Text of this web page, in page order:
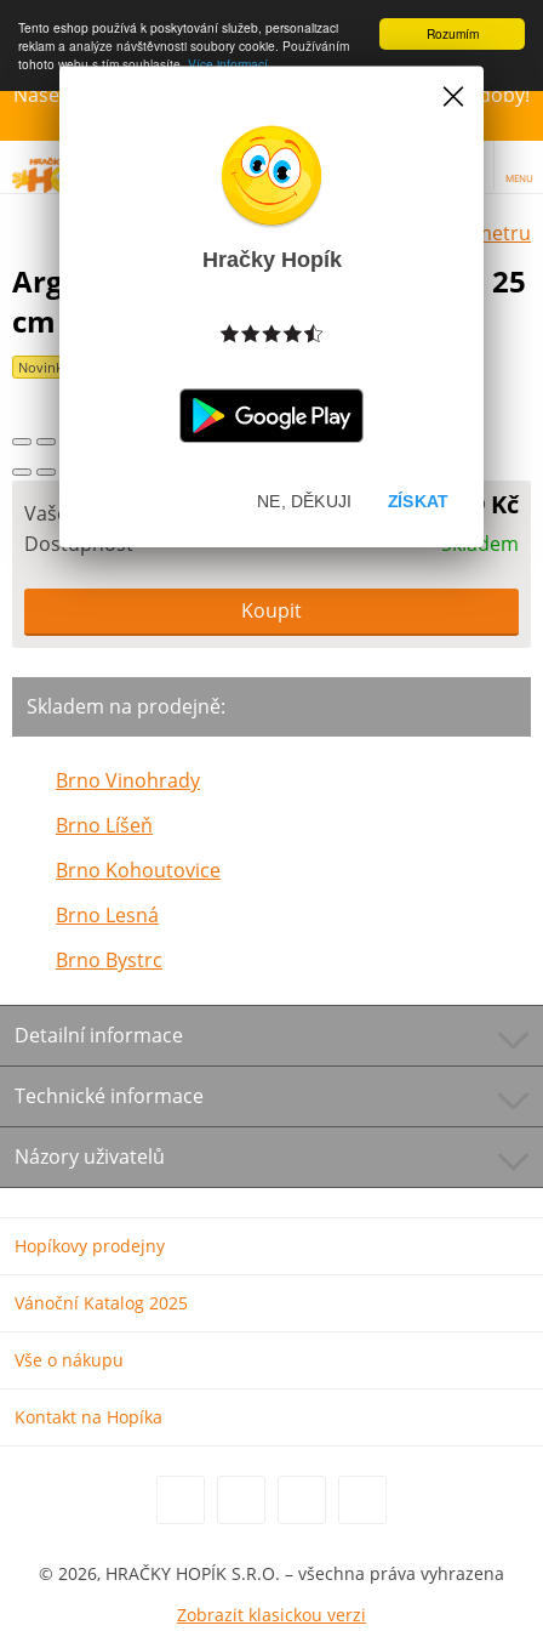
Rozumím
Tento eshop používá k poskytování služeb, personalizaci
reklam a analýze návštěvnosti soubory cookie. Používáním
tohoto webu s tím souhlasíte.Více informací
Naše Prodejny – Otevřeny dle otvírací prázdninové doby!
Přejeme krásné léto!!!
MENU
Výběr hraček dle zvoleného parametru
Argus Dětský školní kufřík Spyro 25
cm
Novinka
Vaše cena 219 Kč
Dostupnost Skladem
Skladem na prodejně:
Brno Vinohrady
Brno Líšeň
Brno Kohoutovice
Brno Lesná
Brno Bystrc
Detailní informace
Technické informace
Názory uživatelů
Hopíkovy prodejny
Vánoční Katalog 2025
Vše o nákupu
Kontakt na Hopíka
© 2026, HRAČKY HOPÍK S.R.O. – všechna práva vyhrazena
Zobrazit klasickou verzi
Hračky Hopík
ZÍSKAT
NE, DĚKUJI